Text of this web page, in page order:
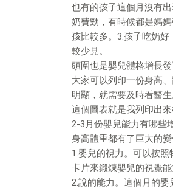
也有的孩子這個月沒有
奶費勁，有時候都是媽
孩比較多。3.孩子吃奶
較少見。
頭圍也是嬰兒體格增長
大家可以列印一份身高
明顯，就需要及時看醫生
這個圖表就是我列印出
2-3月份嬰兒能力有哪些
身高體重都有了巨大的
1.嬰兒的視力。可以按
卡片來鍛煉嬰兒的視覺
2.說的能力。這個月的